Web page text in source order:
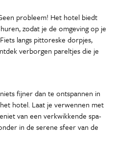
probleem! Het hotel biedt
zodat je de omgeving op je
langs pittoreske dorpjes,
verborgen pareltjes die je
fijner dan te ontspannen in
hotel. Laat je verwennen met
van een verkwikkende spa-
in de serene sfeer van de